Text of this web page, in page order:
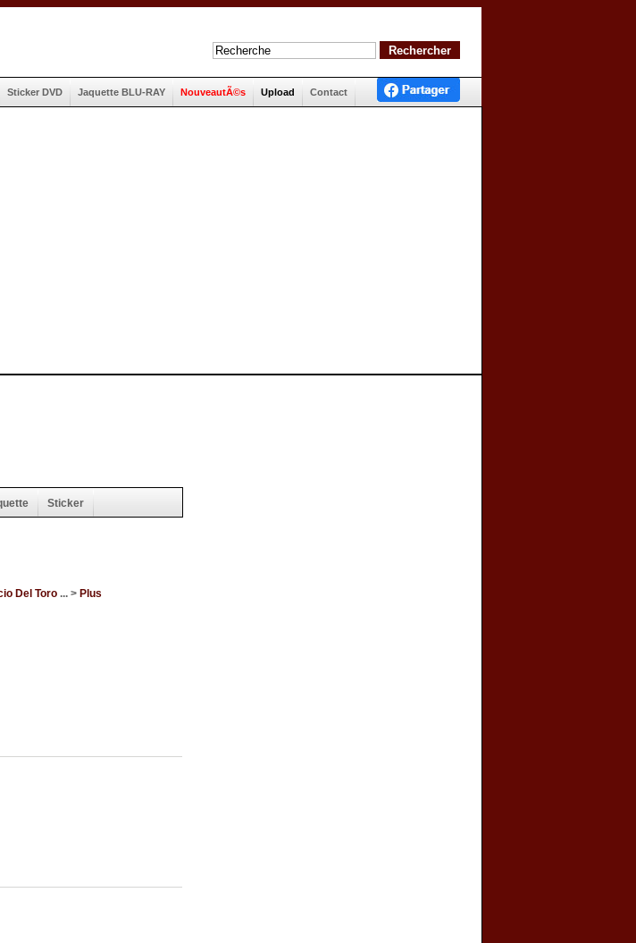
Sticker DVD Jaquette BLU-RAY NouveautÃ©s Upload Contact
Sticker
Del Toro ... > Plus